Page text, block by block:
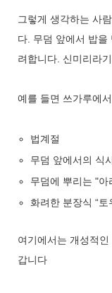
그렇게 생각하는 사
다. 무덤 앞에서 밥을
려합니다. 신미리라
예를 들면 쓰가루에
법계절
무덤 앞에서의 식
무덤에 뿌리는 "아
화려한 분장식 “토
여기에서는 개성적
갑니다